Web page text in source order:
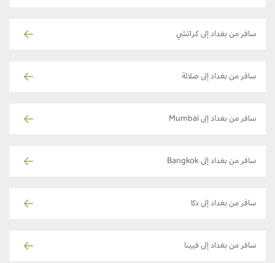
سافر من بغداد إلى كراتشي
سافر من بغداد إلى صلالة
سافر من بغداد إلى Mumbai
سافر من بغداد إلى Bangkok
سافر من بغداد إلى دكا
سافر من بغداد إلى فيينا